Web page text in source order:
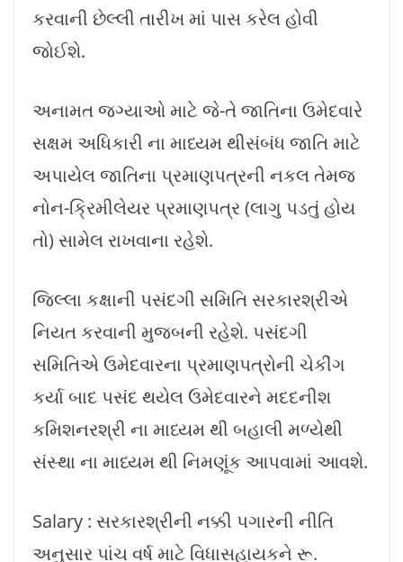
કરવાની છેલ્લી તારીખ માં પાસ કરેલ હોવી
જોઈશે.
અનામત જગ્યાઓ માટે જે-તે જાતિના ઉમેદવારે
સક્ષમ અધિકારી ના માધ્યમ થીસંબંધ જાતિ માટે
અપાયેલ જાતિના પ્રમાણપત્રની નકલ તેમજ
નોન-ક્રિમીલેયર પ્રમાણપત્ર (લાગુ પડતું હોય
તો) સામેલ રાખવાના રહેશે.
જિલ્લા કક્ષાની પસંદગી સમિતિ સરકારશ્રીએ
નિયત કરવાની મુજબની રહેશે. પસંદગી
સમિતિએ ઉમેદવારના પ્રમાણપત્રોની ચેકીંગ
કર્યા બાદ પસંદ થયેલ ઉમેદવારને મદદનીશ
કમિશનરશ્રી ના માધ્યમ થી બહાલી મળ્યેથી
સંસ્થા ના માધ્યમ થી નિમણૂંક આપવામાં આવશે.
Salary : સરકારશ્રીની નક્કી પગારની નીતિ
અનુસાર પાંચ વર્ષ માટે વિધાસહાયકને રૂ.